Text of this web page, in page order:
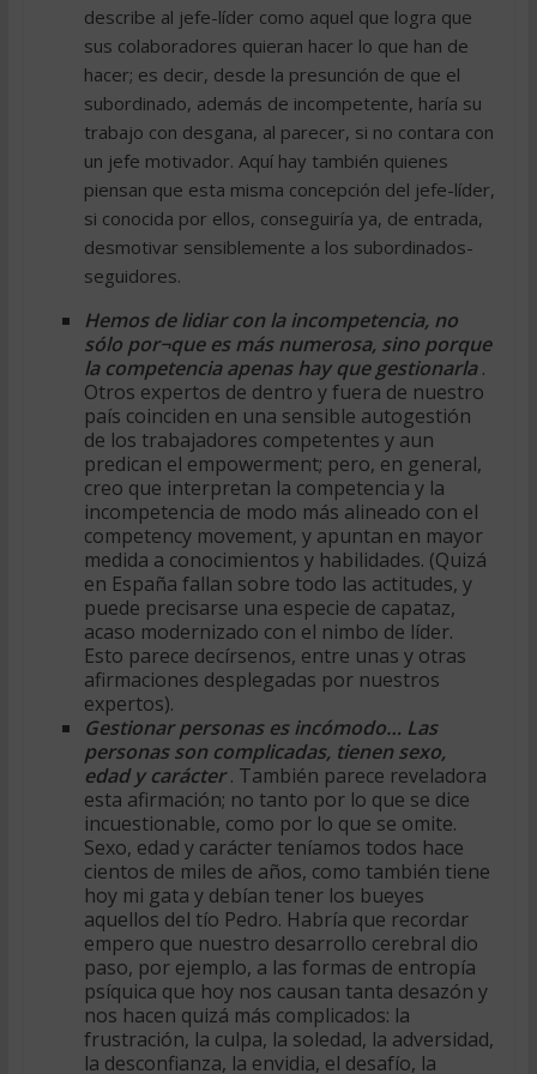
describe al jefe-líder como aquel que logra que
sus colaboradores quieran hacer lo que han de
hacer; es decir, desde la presunción de que el
subordinado, además de incompetente, haría su
trabajo con desgana, al parecer, si no contara con
un jefe motivador. Aquí hay también quienes
piensan que esta misma concepción del jefe-líder,
si conocida por ellos, conseguiría ya, de entrada,
desmotivar sensiblemente a los subordinados-
seguidores.
Hemos de lidiar con la incompetencia, no
sólo por¬que es más numerosa, sino porque
la competencia apenas hay que gestionarla.
Otros expertos de dentro y fuera de nuestro
país coinciden en una sensible autogestión
de los trabajadores competentes y aun
predican el empowerment; pero, en general,
creo que interpretan la competencia y la
incompetencia de modo más alineado con el
competency movement, y apuntan en mayor
medida a conocimientos y habilidades. (Quizá
en España fallan sobre todo las actitudes, y
puede precisarse una especie de capataz,
acaso modernizado con el nimbo de líder.
Esto parece decírsenos, entre unas y otras
afirmaciones desplegadas por nuestros
expertos).
Gestionar personas es incómodo… Las
personas son complicadas, tienen sexo,
edad y carácter. También parece reveladora
esta afirmación; no tanto por lo que se dice
incuestionable, como por lo que se omite.
Sexo, edad y carácter teníamos todos hace
cientos de miles de años, como también tiene
hoy mi gata y debían tener los bueyes
aquellos del tío Pedro. Habría que recordar
empero que nuestro desarrollo cerebral dio
paso, por ejemplo, a las formas de entropía
psíquica que hoy nos causan tanta desazón y
nos hacen quizá más complicados: la
frustración, la culpa, la soledad, la adversidad,
la desconfianza, la envidia, el desafío, la